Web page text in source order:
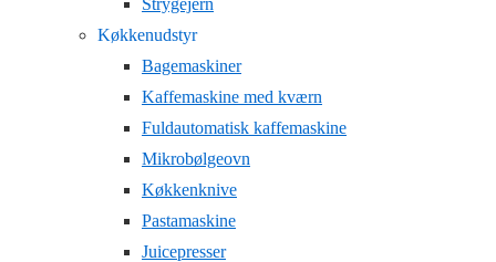
Strygejern
Køkkenudstyr
Bagemaskiner
Kaffemaskine med kværn
Fuldautomatisk kaffemaskine
Mikrobølgeovn
Køkkenknive
Pastamaskine
Juicepresser